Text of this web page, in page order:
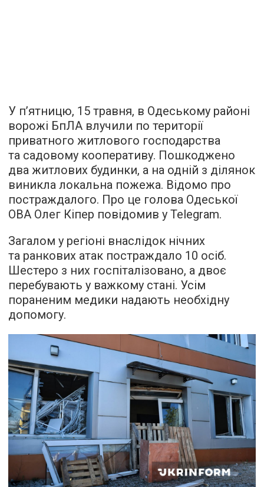
У п’ятницю, 15 травня, в Одеському районі
ворожі БпЛА влучили по території
приватного житлового господарства
та садовому кооперативу. Пошкоджено
два житлових будинки, а на одній з ділянок
виникла локальна пожежа. Відомо про
постраждалого. Про це голова Одеської
ОВА Олег Кіпер повідомив у Telegram.
Загалом у регіоні внаслідок нічних
та ранкових атак постраждало 10 осіб.
Шестеро з них госпіталізовано, а двоє
перебувають у важкому стані. Усім
пораненим медики надають необхідну
допомогу.